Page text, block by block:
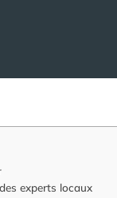
experts locaux